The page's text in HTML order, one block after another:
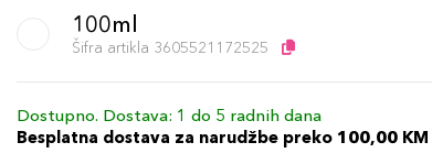
100ml
Šifra artikla 3605521172525
Dostupno. Dostava: 1 do 5 radnih dana
Besplatna dostava za narudžbe preko 100,00 KM